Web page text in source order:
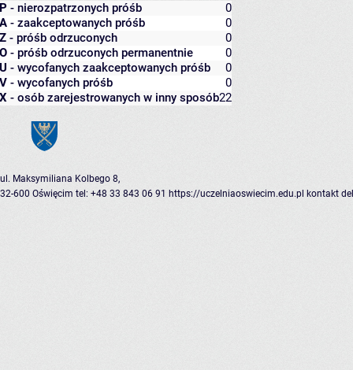
P - nierozpatrzonych próśb
0
A - zaakceptowanych próśb
0
Z - próśb odrzuconych
0
O - próśb odrzuconych permanentnie
0
U - wycofanych zaakceptowanych próśb
0
V - wycofanych próśb
0
X - osób zarejestrowanych w inny sposób22
ul. Maksymiliana Kolbego 8,
32-600 Oświęcim tel: +48 33 843 06 91 https://uczelniaoswiecim.edu.pl kontakt